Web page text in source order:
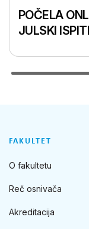
POČELA
JULSKI
FAKULTET
O fakultetu
Reč osnivača
Akreditacija